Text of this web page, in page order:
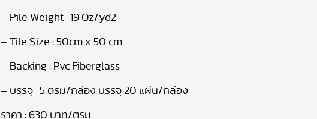
– Pile Weight : 19 Oz/yd2
– Tile Size : 50cm x 50 cm
– Backing : Pvc Fiberglass
– บรรจุ : 5 ตรม/กล่อง บรรจุ 20 แผ่น/กล่อง
ราคา : 630 บาท/ตรม